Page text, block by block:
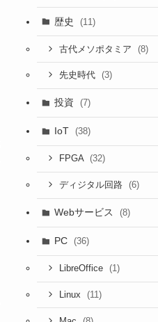
歴史 (11)
古代メソポタミア (8)
先史時代 (3)
投資 (7)
IoT (38)
FPGA (32)
ディジタル回路 (6)
Webサービス (8)
PC (36)
LibreOffice (1)
Linux (11)